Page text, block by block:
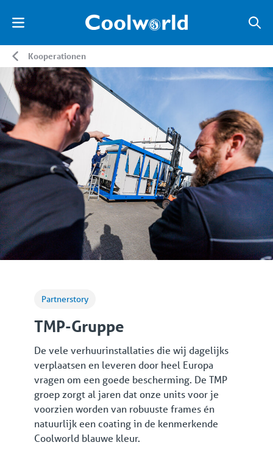
Kooperationen
Partnerstory
TMP-Gruppe
De vele verhuurinstallaties die wij dagelijks
verplaatsen en leveren door heel Europa
vragen om een goede bescherming. De TMP
groep zorgt al jaren dat onze units voor je
voorzien worden van robuuste frames én
natuurlijk een coating in de kenmerkende
Coolworld blauwe kleur.